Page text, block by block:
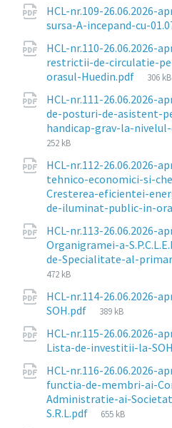
HCL-nr.109-26.06.2026-
sursa-A-incepand-cu-
HCL-nr.110-26.06.2026-
restrictii-de-circulatie-
orasul-Huedin.pdf
File
306 kB
HCL-nr.111-26.06.2026-
de-posturi-de-asistent-
handicap-grav-la-
252 kB
HCL-nr.112-26.06.2026-
tehnico-economici-si-
Cresterea-eficientei-
de-iluminat-public-in-
HCL-nr.113-26.06.2026-
Organigramei-a-
de-Specialitate-al-
File
472 kB
HCL-nr.114-26.06.2026-
SOH.pdf
File
389 kB
HCL-nr.115-26.06.2026-
Lista-de-investitii-la-
HCL-nr.116-26.06.2026-
functia-de-membri-ai-
Administratie-ai-
S.R.L.pdf
File
655 kB